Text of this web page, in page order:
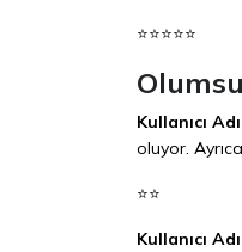
⭐⭐⭐⭐⭐
Kullanıcı
oluyor.
⭐⭐
Kullanıcı